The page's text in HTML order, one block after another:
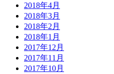
2018年4月
2018年3月
2018年2月
2018年1月
2017年12月
2017年11月
2017年10月